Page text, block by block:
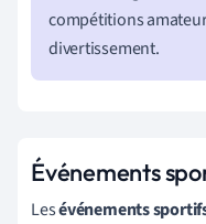
compétitions
divertissement.
Événements
Lesévénements